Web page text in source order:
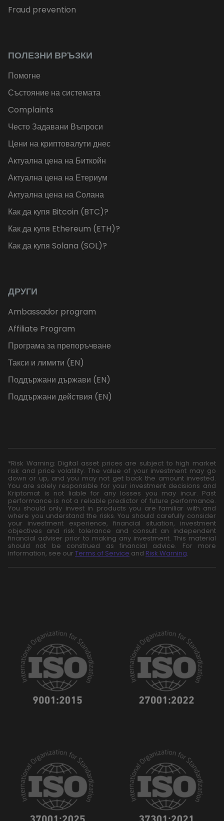
Fraud prevention
ПОЛЕЗНИ ВРЪЗКИ
Помогне
Състояние на системата
Complaints
Често Задавани Въпроси
Цени на криптовалути днес
Актуална цена на Биткойн
Актуална цена на Етериум
Актуална цена на Солана
Как да купя Bitcoin (BTC)?
Как да купя Ethereum (ETH)?
Как да купя Solana (SOL)?
ДРУГИ
Ambassador program
Affiliate Program
Програма за препоръчване
Такси и лимити (EN)
Поддържани държави (EN)
Поддържани действия (EN)
*Risk Warning: Digital asset prices are subject to high market
risk and price volatility. The value of your investment may go
down or up, and you may not get back the amount invested.
You are solely responsible for your investment decisions and
Kriptomat is not liable for any losses you may incur. Past
performance is not a reliable predictor of future performance.
You should only invest in products you are familiar with and
where you understand the risks. You should carefully consider
your investment experience, financial situation, investment
objectives and risk tolerance and consult an independent
financial adviser prior to making any investment. This material
should not be construed as financial advice. For more
information, see our Terms of Service and Risk Warning.